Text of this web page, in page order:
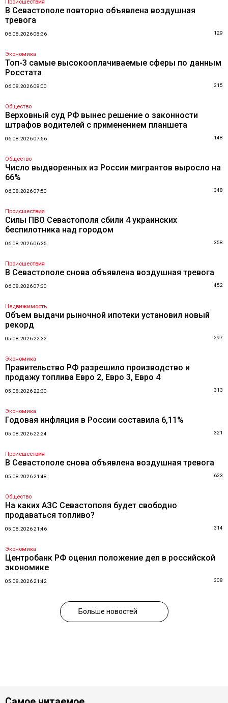
Происшествия
В Севастополе повторно объявлена воздушная
тревога
06.08.2026 08:36 129
Экономика
Топ-3 самые высокооплачиваемые сферы по данным
Росстата
06.08.2026 08:00 315
Общество
Верховный суд РФ вынес решение о законности
штрафов водителей с применением планшета
06.08.2026 07:56 148
Общество
Число выдворенных из России мигрантов выросло на
66%
06.08.2026 07:50 348
Происшествия
Силы ПВО Севастополя сбили 4 украинских
беспилотника над городом
06.08.2026 06:35 358
Происшествия
В Севастополе снова объявлена воздушная тревога
06.08.2026 07:30 452
Недвижимость
Объем выдачи рыночной ипотеки установил новый
рекорд
05.08.2026 22:32 297
Экономика
Правительство РФ разрешило производство и
продажу топлива Евро 2, Евро 3, Евро 4
05.08.2026 22:30 313
Экономика
Годовая инфляция в России составила 6,11%
05.08.2026 22:24 321
Происшествия
В Севастополе снова объявлена воздушная тревога
05.08.2026 21:48 623
Общество
На каких АЗС Севастополя будет свободно
продаваться топливо?
05.08.2026 21:46 314
Экономика
Центробанк РФ оценил положение дел в российской
экономике
05.08.2026 21:42 308
Больше новостей